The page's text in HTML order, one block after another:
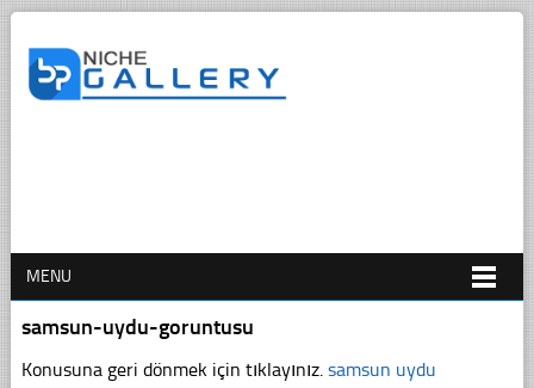
MENU
samsun-uydu-goruntusu
Konusuna geri dönmek için tıklayınız. samsun uydu